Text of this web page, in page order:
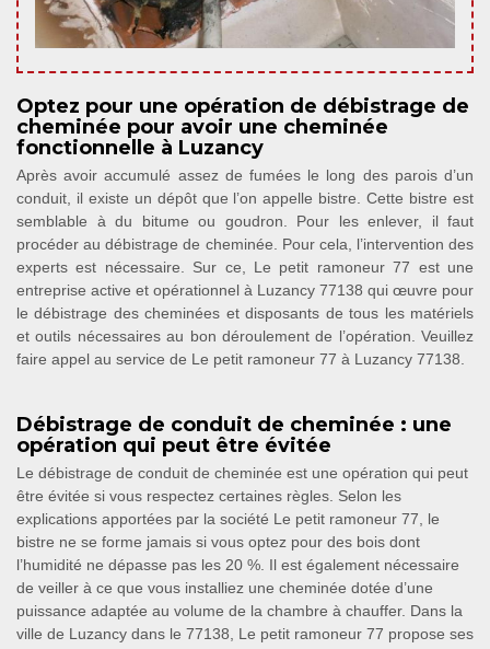
Optez pour une opération de débistrage de
cheminée pour avoir une cheminée
fonctionnelle à Luzancy
Après avoir accumulé assez de fumées le long des parois d’un
conduit, il existe un dépôt que l’on appelle bistre. Cette bistre est
semblable à du bitume ou goudron. Pour les enlever, il faut
procéder au débistrage de cheminée. Pour cela, l’intervention des
experts est nécessaire. Sur ce, Le petit ramoneur 77 est une
entreprise active et opérationnel à Luzancy 77138 qui œuvre pour
le débistrage des cheminées et disposants de tous les matériels
et outils nécessaires au bon déroulement de l’opération. Veuillez
faire appel au service de Le petit ramoneur 77 à Luzancy 77138.
Débistrage de conduit de cheminée : une
opération qui peut être évitée
Le débistrage de conduit de cheminée est une opération qui peut
être évitée si vous respectez certaines règles. Selon les
explications apportées par la société Le petit ramoneur 77, le
bistre ne se forme jamais si vous optez pour des bois dont
l’humidité ne dépasse pas les 20 %. Il est également nécessaire
de veiller à ce que vous installiez une cheminée dotée d’une
puissance adaptée au volume de la chambre à chauffer. Dans la
ville de Luzancy dans le 77138, Le petit ramoneur 77 propose ses